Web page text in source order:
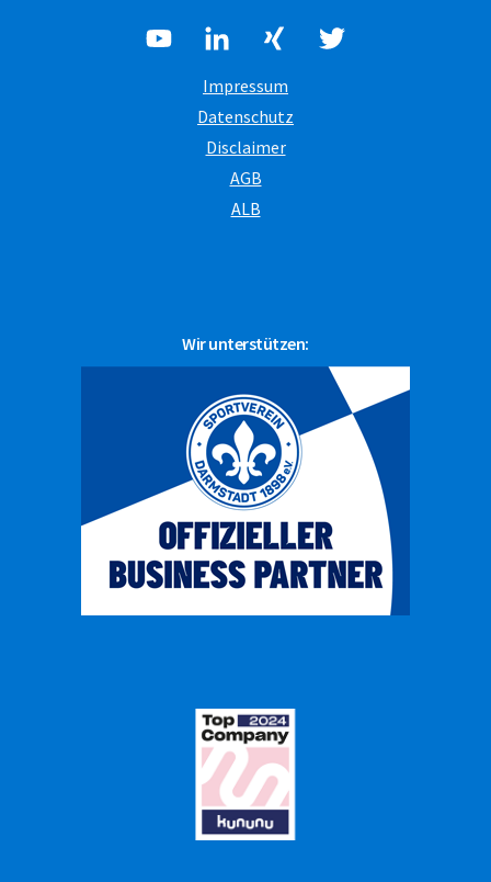
Wir unterstützen:
Impressum
Datenschutz
Disclaimer
AGB
ALB